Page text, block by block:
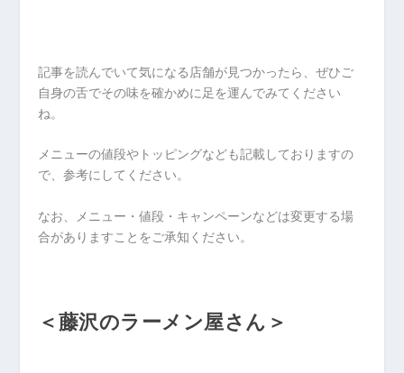
記事を読んでいて気になる店舗が見つかったら、ぜひご
自身の舌でその味を確かめに足を運んでみてください
ね。
メニューの値段やトッピングなども記載しておりますの
で、参考にしてください。
なお、メニュー・値段・キャンペーンなどは変更する場
合がありますことをご承知ください。
＜藤沢のラーメン屋さん＞